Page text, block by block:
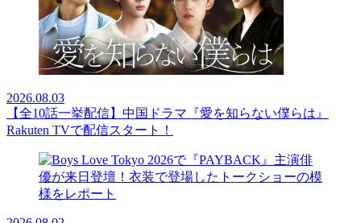
2026.08.03
【全10話一挙配信】中国ドラマ『愛を知らない僕らは』
Rakuten TVで配信スタート！